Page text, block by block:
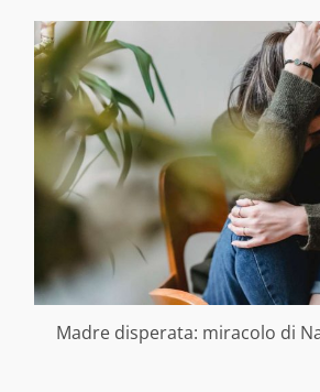
Madre disperata: miracolo di